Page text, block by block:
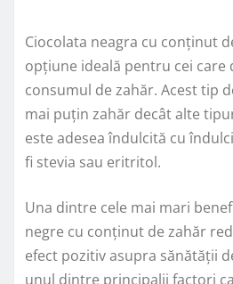
Ciocolata neagra cu conținut
opțiune ideală pentru cei care
consumul de zahăr. Acest tip
mai puțin zahăr decât alte
este adesea îndulcită cu
fi stevia sau eritritol.
Una dintre cele mai mari
negre cu conținut de zahăr
efect pozitiv asupra sănătății
unul dintre principalii factori